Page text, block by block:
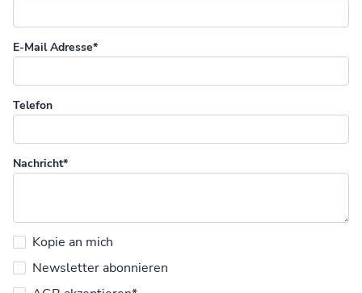
E-Mail Adresse*
Telefon
Nachricht*
Kopie an mich
Newsletter abonnieren